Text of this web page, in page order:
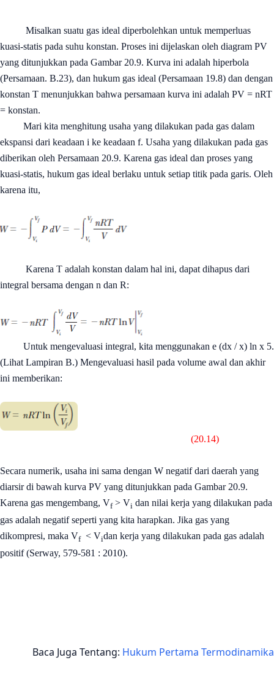
Misalkan suatu gas ideal diperbolehkan untuk memperluas
kuasi-statis pada suhu konstan. Proses ini dijelaskan oleh diagram PV
yang ditunjukkan pada Gambar 20.9. Kurva ini adalah hiperbola
(Persamaan. B.23), dan hukum gas ideal (Persamaan 19.8) dan dengan
konstan T menunjukkan bahwa persamaan kurva ini adalah PV = nRT
= konstan.
Mari kita menghitung usaha yang dilakukan pada gas dalam
ekspansi dari keadaan i ke keadaan f. Usaha yang dilakukan pada gas
diberikan oleh Persamaan 20.9. Karena gas ideal dan proses yang
kuasi-statis, hukum gas ideal berlaku untuk setiap titik pada garis. Oleh
karena itu,
Karena T adalah konstan dalam hal ini, dapat dihapus dari
integral bersama dengan n dan R:
Untuk mengevaluasi integral, kita menggunakan e (dx / x) ln x 5.
(Lihat Lampiran B.) Mengevaluasi hasil pada volume awal dan akhir
ini memberikan:
(20.14)
Secara numerik, usaha ini sama dengan W negatif dari daerah yang
diarsir di bawah kurva PV yang ditunjukkan pada Gambar 20.9.
Karena gas mengembang, Vf> Vi dan nilai kerja yang dilakukan pada
gas adalah negatif seperti yang kita harapkan. Jika gas yang
dikompresi, maka Vf < Vidan kerja yang dilakukan pada gas adalah
positif (Serway, 579-581 : 2010).
Baca Juga Tentang: Hukum Pertama Termodinamika